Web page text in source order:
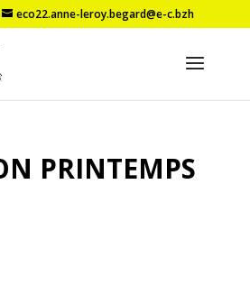
eco22.anne-leroy.begard@e-c.bzh
PRINTEMPS